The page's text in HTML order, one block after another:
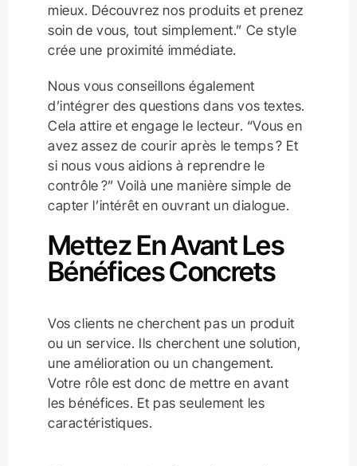
mieux. Découvrez nos produits et prenez
soin de vous, tout simplement.” Ce style
crée une proximité immédiate.
Nous vous conseillons également
d’intégrer des questions dans vos textes.
Cela attire et engage le lecteur. “Vous en
avez assez de courir après le temps ? Et
si nous vous aidions à reprendre le
contrôle ?” Voilà une manière simple de
capter l’intérêt en ouvrant un dialogue.
Mettez En Avant Les
Bénéfices Concrets
Vos clients ne cherchent pas un produit
ou un service. Ils cherchent une solution,
une amélioration ou un changement.
Votre rôle est donc de mettre en avant
les bénéfices. Et pas seulement les
caractéristiques.